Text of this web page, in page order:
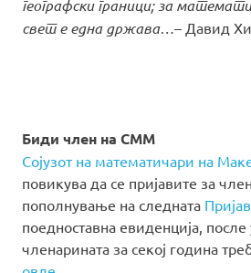
географски граници; за
свет е една држава…– Давид
Биди член на СММ
Сојузот на математичари на
повикува да се пријавите за
пополнување на следната
поедноставна евиденција, после
членарината за секој година